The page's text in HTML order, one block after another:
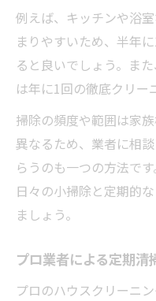
例えば、キッチンや浴
まりやすいため、半年
ると良いでしょう。ま
は年に1回の徹底クリー
掃除の頻度や範囲は家
異なるため、業者に相
らうのも一つの方法で
日々の小掃除と定期的
ましょう。
プロ業者による定期清
プロのハウスクリーニ